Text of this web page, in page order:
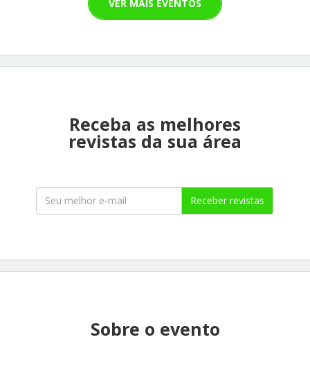
VER MAIS EVENTOS
Receba as melhores
revistas da sua área
Receber revistas
Sobre o evento